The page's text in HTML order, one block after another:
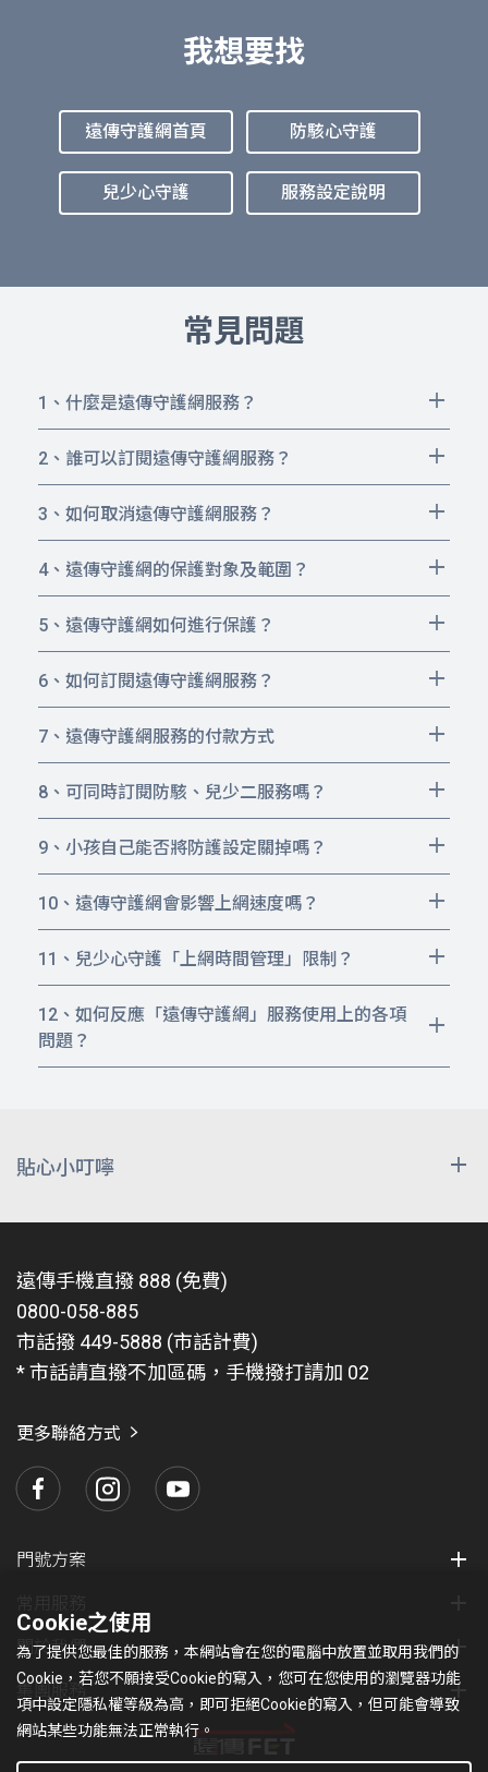
我想要找
遠傳守護網首頁 防駭心守護
兒少心守護 服務設定說明
常見問題
1、什麼是遠傳守護網服務？
遠傳守護網系列服務， 推出「防駭心守
護」、「兒少心守護」二個服務。
「防駭心守護」服務，可保護遠傳用戶於
遠傳行動網路下，免受網路病毒、駭客、
釣魚網站、僵屍網站以不法方式入侵手機
或竊取個資。
「遠傳門號」，於行動網路下的上網時
2、誰可以訂閱遠傳守護網服務？
只要遠傳電信月租用戶都可以訂閱。
防駭心守護服務：可以直接用「想被保
護」的遠傳門號進行訂閱。也可以為家人
訂閱，保護家人。
兒少心守護：家長可以用自己的遠傳門號
訂閱後，即可隨時管理孩子的遠傳門號、
進行上網時間及不良網站的管理。
3、如何取消遠傳守護網服務？
取消「遠傳防駭心守護」
取消「遠傳兒少心守護」
取消生效時間：取消服務立即生效，但您
仍可使用至下次扣款前一天。
4、遠傳守護網的保護對象及範圍？
本服務保護對象為遠傳電信「月租」及
「預付型」用戶。
只要訂閱此服務、並指定「被防護門
號」，在遠傳4G、5G網路下（不含WIFI
環境）即自動享有保護。（無需另外設
定、配對、或安裝）。
他人連線，連線者一樣受到保護
5、遠傳守護網如何進行保護？
當本服務偵測到風險，手機會出現保護頁
面，保護用戶無法開啓有危害的網頁。
6、如何訂閱遠傳守護網服務？
本服務可透過門市、客服訂閱、亦可於官網
直接訂閱。
訂閱「遠傳防駭心守護」
訂閱「遠傳兒少心守護」
7、遠傳守護網服務的付款方式
付款方式：以遠傳電信帳單扣款。
訂閱成功立即扣款，扣款成功後該服務可
使用至下次扣款前一天，並將依您的訂閱
日進行每月續扣。
8、可同時訂閱防駭、兒少二服務嗎？
遠傳守護網服務中，有「防駭心守護」與
「兒少心守護」二個服務，用戶可以同時訂
閱使用。
9、小孩自己能否將防護設定關掉嗎？
請以家長門號訂閱，再將孩子的門號設定
為防護對象。
「訂閱者」可以登入遠傳官網及遠傳心生
活 APP 進行防護設定。可將小孩門號設
為「防護對象」。
「防護對象」無法自行登入及變更設定。
10、遠傳守護網會影響上網速度嗎？
本服務是在網路伺服器中過濾不當的網站，
因此不影響您使用遠傳 4G、5G 的連線頻寬
與速度。
11、兒少心守護「上網時間管理」限制？
自2024年3月起，已優化「上網時間管理」
服務：當禁止上網時間開始後，大部份社
群、影音、遊戲類APP，皆能在2 ~ 3分鐘
內中斷。部份些社群、影音APP 因會預先下
12、如何反應「遠傳守護網」服務使用上的各項
問題？
您可以透過以下連結，將您遇到的問題告訴我
貼心小叮嚀
式、釣魚網站、殭屍網路等風險網站，當用戶
切換至WIFI網，則無法提供保護。訂閱遠傳守
護網_兒少心守護服務，在遠傳行動網路下連網
時，可阻擋設定之兒少不良網站、限制兒少上
上述服務。
首購享3個月0元優惠，限第一次申辦防駭心守
護、兒少心守護服務之用戶享有，若之前已申
個月0元優惠期滿後，將每月自動扣取費用，若
費用採每月先收制，會每月自動續扣，用戶可
隨時取消服務，取消後仍可使用至該月週期結
束。
服務僅限遠傳用戶訂購，訂購後10分鐘內開
通，相同服務不可重覆訂購。若您未成年，請
遠傳手機直撥 888 (免費)
0800-058-885
市話撥 449-5888 (市話計費)
* 市話請直撥不加區碼，手機撥打請加 02
更多聯絡方式
門號方案
關於我們
集團服務
Cookie之使用
為了提供您最佳的服務，本網站會在您的電腦中放置並取用我們的
Cookie，若您不願接受Cookie的寫入，您可在您使用的瀏覽器功能
項中設定隱私權等級為高，即可拒絕Cookie的寫入，但可能會導致
網站某些功能無法正常執行。